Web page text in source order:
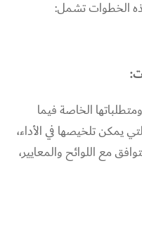
الخطوات تشمل:
الخاصة فيما
يمكن تلخيصها في الأداء،
مع اللوائح والمعايير،